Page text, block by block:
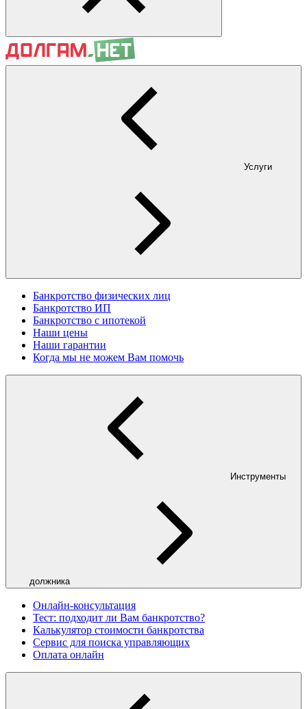
Услуги
Банкротство физических лиц
Банкротство ИП
Банкротство с ипотекой
Наши цены
Наши гарантии
Когда мы не можем Вам помочь
Инструменты
должника
Онлайн-консультация
Тест: подходит ли Вам банкротство?
Калькулятор стоимости банкротства
Сервис для поиска управляющих
Оплата онлайн